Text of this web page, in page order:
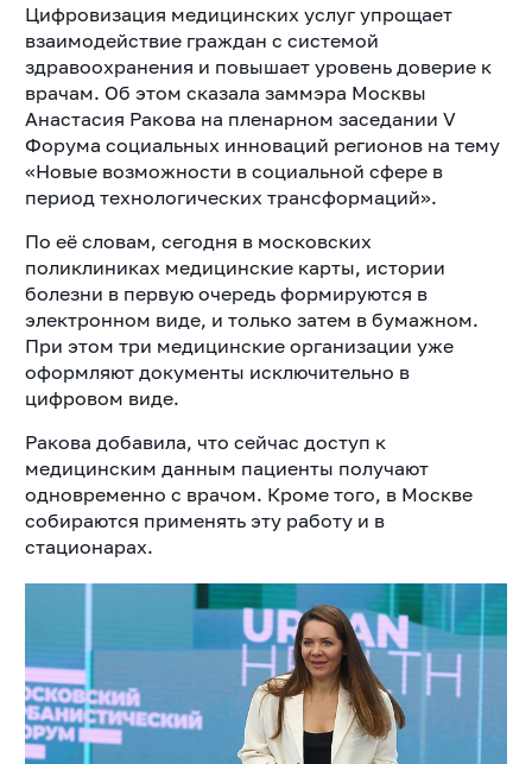
Цифровизация медицинских услуг упрощает
взаимодействие граждан с системой
здравоохранения и повышает уровень доверие к
врачам. Об этом сказала заммэра Москвы
Анастасия Ракова на пленарном заседании V
Форума социальных инноваций регионов на тему
«Новые возможности в социальной сфере в
период технологических трансформаций».
По её словам, сегодня в московских
поликлиниках медицинские карты, истории
болезни в первую очередь формируются в
электронном виде, и только затем в бумажном.
При этом три медицинские организации уже
оформляют документы исключительно в
цифровом виде.
Ракова добавила, что сейчас доступ к
медицинским данным пациенты получают
одновременно с врачом. Кроме того, в Москве
собираются применять эту работу и в
стационарах.